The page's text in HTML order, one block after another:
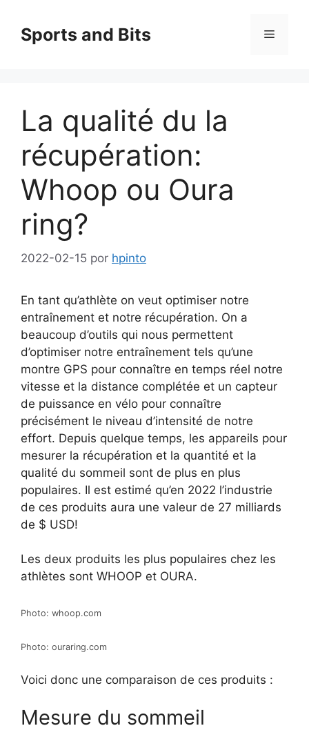
contenido
Sports and Bits Menú
La qualité du la
récupération:
Whoop ou Oura
ring?
2022-02-15 por hpinto
En tant qu’athlète on veut optimiser notre
entraînement et notre récupération. On a
beaucoup d’outils qui nous permettent
d’optimiser notre entraînement tels qu’une
montre GPS pour connaître en temps réel notre
vitesse et la distance complétée et un capteur
de puissance en vélo pour connaître
précisément le niveau d’intensité de notre
effort. Depuis quelque temps, les appareils pour
mesurer la récupération et la quantité et la
qualité du sommeil sont de plus en plus
populaires. Il est estimé qu’en 2022 l’industrie
de ces produits aura une valeur de 27 milliards
de $ USD!
Les deux produits les plus populaires chez les
athlètes sont WHOOP et OURA.
Photo: whoop.com
Photo: ouraring.com
Voici donc une comparaison de ces produits :
Mesure du sommeil